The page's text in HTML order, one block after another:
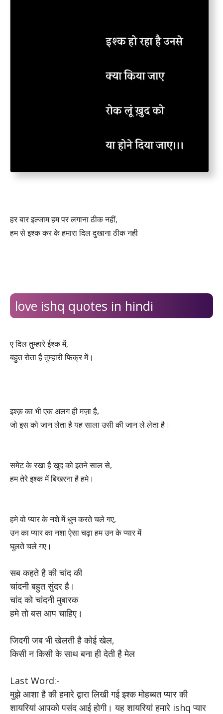
हर बार इल्जाम हम पर लगाना ठीक नहीं,
हम से इश्क कर के हमारा दिल दुखाना ठीक नही
love ishq quotes in hindi
ए दिल तुम्हारे ईश्क में,
बहुत रोता है तुम्हारी फिक्र में।
इश्क़ का भी एक अलग ही मज़ा है,
जो इस को जान लेता है यह साला उसी की जान ले लेता है।
समेट के रखा है खुद को इतने साल से,
हम तेरे इश्क में बिखरना है हमे।
हमे वो प्यार के नशे में धुन करते चले गए,
उन का प्यार का नशा ऐसा चढ़ा हम उन के प्यार में
घुलते चले गए।
सब कहते है की चांद की
चांदनी बहुत सुंदर है।
चांद को चांदनी मुबारक
हमे तो बस आप चाहिए।
जिदगी जब भी खेलती है कोई खेल,
किसी न किसी के साथ बना ही देती है मेल
Last Word:-
मुझे आशा है की हमारे द्वारा लिखी गई इश्क मोहब्बत प्यार की
शायरियां आपको पसंद आई होगी। यह शायरियां हमारे ishq प्यार